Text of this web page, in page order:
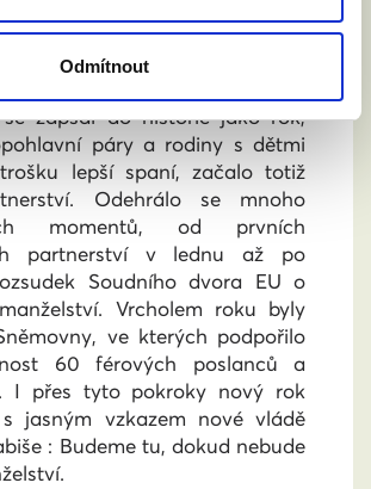
Odmítnout
PLATÍ, ALE BOJ
zapsal do historie jako rok,
páry a rodiny s dětmi
lepší spaní, začalo totiž
Odehrálo se mnoho
momentů, od prvních
partnerství v lednu až po
Soudního dvora EU o
Vrcholem roku byly
ve kterých podpořilo
60 férových poslanců a
I přes tyto pokroky nový rok
jasným vzkazem nové vládě
: Budeme tu, dokud nebude